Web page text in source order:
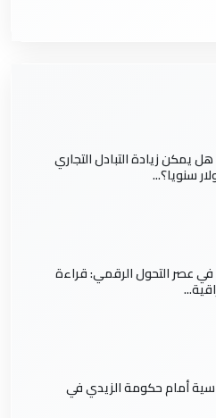
هل يمكن زيادة التبادل التجاري
عصر التحول الرقمي: قراءة
أمام حكومة الزيدي في